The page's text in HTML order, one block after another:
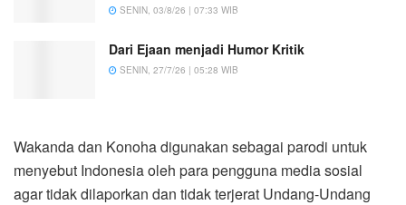
SENIN, 03/8/26 | 07:33 WIB
Dari Ejaan menjadi Humor Kritik
SENIN, 27/7/26 | 05:28 WIB
Wakanda dan Konoha digunakan sebagai parodi untuk
menyebut Indonesia oleh para pengguna media sosial
agar tidak dilaporkan dan tidak terjerat Undang-Undang